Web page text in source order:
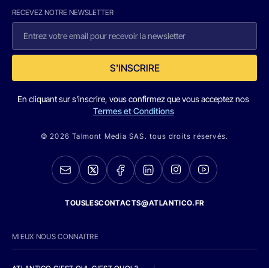
RECEVEZ NOTRE NEWSLETTER
S'INSCRIRE
En cliquant sur s'inscrire, vous confirmez que vous acceptez nos
Termes et Conditions
© 2026 Talmont Media SAS. tous droits réservés.
TOUSLESCONTACTS@ATLANTICO.FR
MIEUX NOUS CONNAITRE